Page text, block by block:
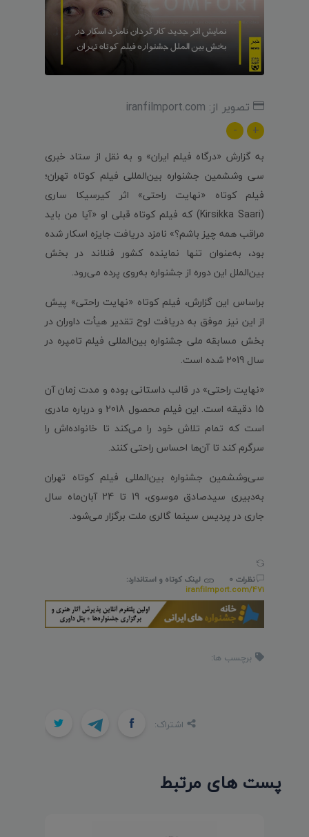
تصویر از: iranfilmport.com
+
-
به گزارش «درگاه فیلم ایران» و به نقل از ستاد خبری
سی ‌وششمین جشنواره بین‌المللی فیلم کوتاه تهران؛
فیلم کوتاه «نهایت راحتی» اثر کیرسیکا ساری
(Kirsikka Saari) که فیلم کوتاه قبلی او «آیا من باید
مراقب همه چیز باشم؟» نامزد دریافت جایزه اسکار شده
بود، به‌عنوان تنها نماینده کشور فنلاند در بخش
بین‌الملل این دوره از جشنواره به‌روی پرده می‌رود.
براساس این گزارش، فیلم کوتاه «نهایت راحتی» پیش
از این نیز موفق به دریافت لوح تقدیر هیأت داوران در
بخش مسابقه ملی جشنواره بین‌المللی فیلم تامپره در
سال 2019 شده است.
«نهایت راحتی» در قالب داستانی بوده و مدت زمان آن
15 دقیقه است. این فیلم محصول 2018 و درباره مادری
است که تمام تلاش خود را می‌کند تا خانواده‌اش را
سرگرم کند تا آن‌ها احساس راحتی کنند.
سی‌وششمین جشنواره بین‌المللی فیلم کوتاه تهران
به‌دبیری سیدصادق موسوی، 19 تا 24 آبان‌ماه سال
جاری در پردیس سینما گالری ملت برگزار می‌شود.
نظرات 0
لینک کوتاه و استاندارد:
iranfilmport.com/471
برچسب ها:
اشتراک:
پست های مرتبط